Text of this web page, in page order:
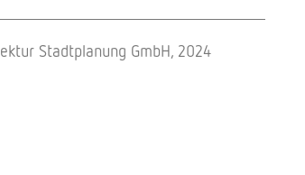
Stadt­pla­nung GmbH, 2024